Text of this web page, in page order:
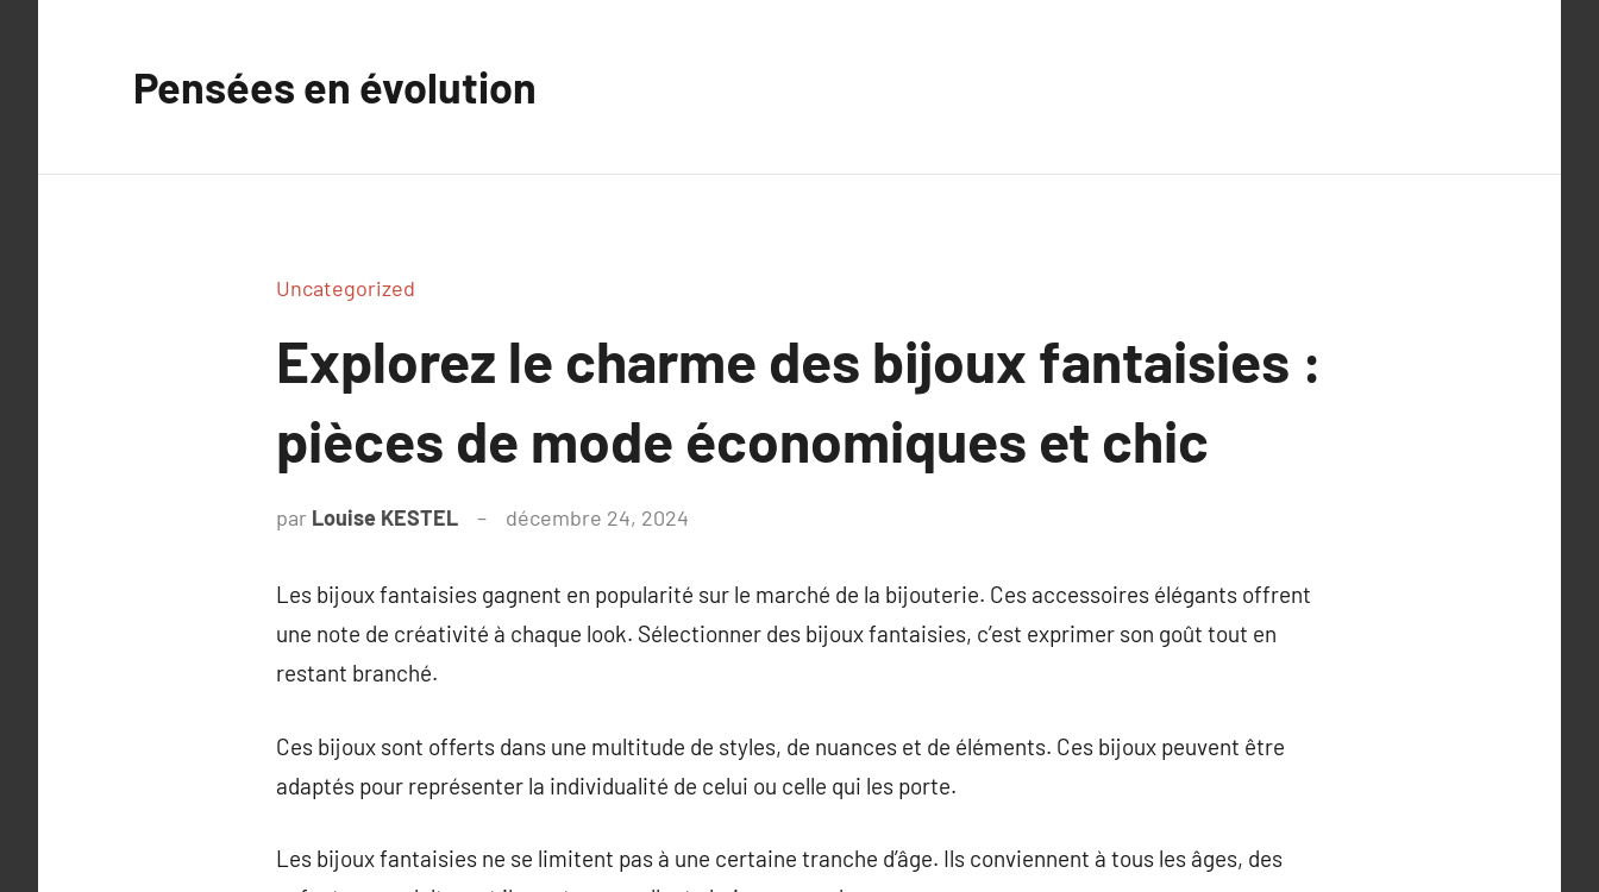
Pensées en évolution
Uncategorized
Explorez le charme des bijoux fantaisies :
pièces de mode économiques et chic
par Louise KESTEL décembre 24, 2024
Les bijoux fantaisies gagnent en popularité sur le marché de la bijouterie. Ces accessoires élégants offrent
une note de créativité à chaque look. Sélectionner des bijoux fantaisies, c’est exprimer son goût tout en
restant branché.
Ces bijoux sont offerts dans une multitude de styles, de nuances et de éléments. Ces bijoux peuvent être
adaptés pour représenter la individualité de celui ou celle qui les porte.
Les bijoux fantaisies ne se limitent pas à une certaine tranche d’âge. Ils conviennent à tous les âges, des